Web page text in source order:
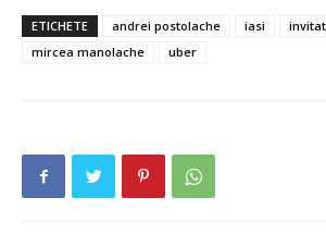
ETICHETE andrei postolache iasi
mircea manolache
uber